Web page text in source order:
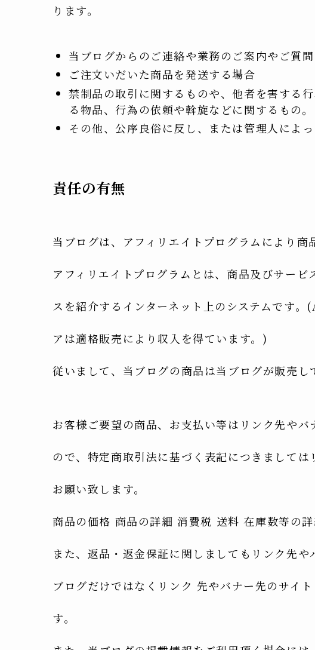
ります。
当ブログからのご連絡や業務のご案内やご質
ご注文いだいた商品を発送する場合
禁制品の取引に関するものや、他者を害する
る物品、行為の依頼や斡旋などに関するもの。
その他、公序良俗に反し、または管理人によ
責任の有無
当ブログは、アフィリエイトプログラムにより商
アフィリエイトプログラムとは、商品及びサー
スを紹介するインターネット上のシステムです
アは適格販売により収入を得ています。)
従いまして、当ブログの商品は当ブログが販売し
お客様ご要望の商品、お支払い等はリンク先や
ので、特定商取引法に基づく表記につきまして
お願い致します。
商品の価格 商品の詳細 消費税 送料 在庫数等の
また、返品・返金保証に関しましてもリンク先
ブログだけではなくリンク 先やバナー先のサイ
す。